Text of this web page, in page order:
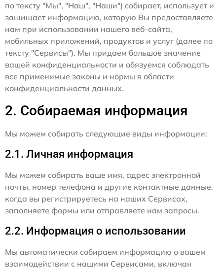
по тексту "Мы", "Наш", "Наши") собирает, использует и
защищает информацию, которую Вы предоставляете
нам при использовании нашего веб-сайта,
мобильных приложений, продуктов и услуг (далее по
тексту "Сервисы"). Мы придаем большое значение
вашей конфиденциальности и обязуемся соблюдать
все применимые законы и нормы в области
конфиденциальности данных.
2. Собираемая информация
Мы можем собирать следующие виды информации:
2.1. Личная информация
Мы можем собирать ваше имя, адрес электронной
почты, номер телефона и другие контактные данные,
когда вы регистрируетесь на наших Сервисах,
заполняете формы или отправляете нам запросы.
2.2. Информация о использовании
Мы автоматически собираем информацию о вашем
взаимодействии с нашими Сервисами, включая